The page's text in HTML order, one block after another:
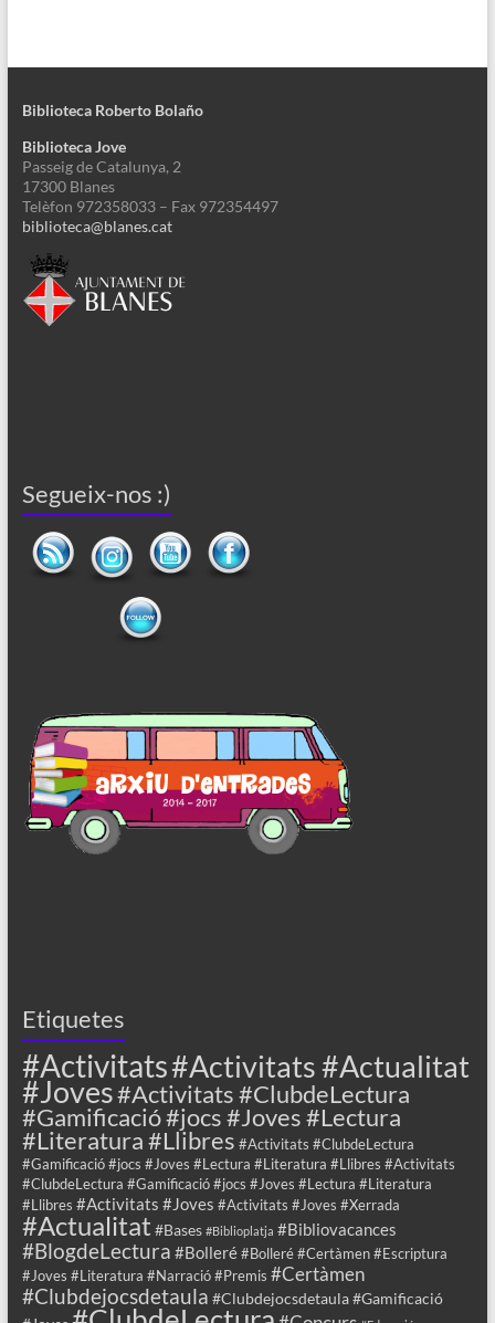
Biblioteca Roberto Bolaño
Biblioteca Jove
Passeig de Catalunya, 2
17300 Blanes
Telèfon 972358033 – Fax 972354497
biblioteca@blanes.cat
Segueix-nos :)
Etiquetes
#Activitats#Activitats #Actualitat
#Joves#Activitats #ClubdeLectura
#Gamificació #jocs #Joves #Lectura
#Literatura #Llibres #Activitats #ClubdeLectura
#Gamificació #jocs #Joves #Lectura #Literatura #Llibres #Activitats
#ClubdeLectura #Gamificació #jocs #Joves #Lectura #Literatura
#Llibres #Activitats #Joves #Activitats #Joves #Xerrada
#Actualitat #Bases #Biblioplatja #Bibliovacances
#BlogdeLectura #Bolleré #Bolleré #Certàmen #Escriptura
#Joves #Literatura #Narració #Premis #Certàmen
#Clubdejocsdetaula #Clubdejocsdetaula #Gamificació